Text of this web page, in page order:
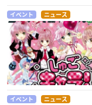
イベント ニュース
イベント ニュース